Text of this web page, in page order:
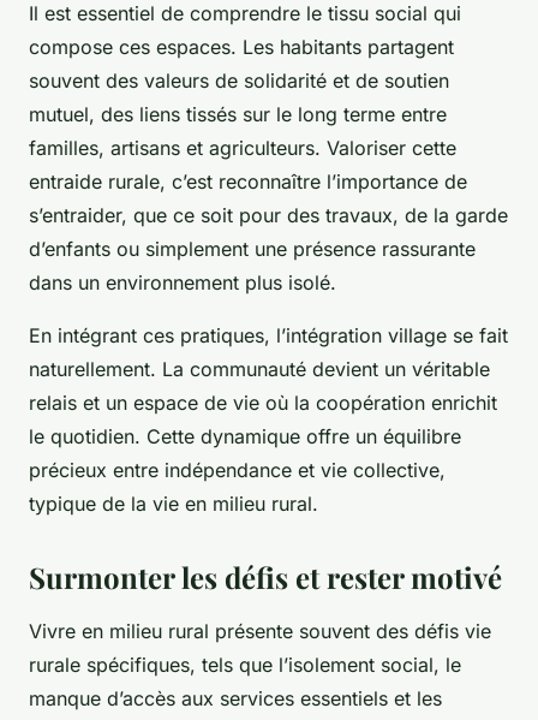
Il est essentiel de comprendre le tissu social qui
compose ces espaces. Les habitants partagent
souvent des valeurs de solidarité et de soutien
mutuel, des liens tissés sur le long terme entre
familles, artisans et agriculteurs. Valoriser cette
entraide rurale, c’est reconnaître l’importance de
s’entraider, que ce soit pour des travaux, de la garde
d’enfants ou simplement une présence rassurante
dans un environnement plus isolé.
En intégrant ces pratiques, l’intégration village se fait
naturellement. La communauté devient un véritable
relais et un espace de vie où la coopération enrichit
le quotidien. Cette dynamique offre un équilibre
précieux entre indépendance et vie collective,
typique de la vie en milieu rural.
Surmonter les défis et rester motivé
Vivre en milieu rural présente souvent des défis vie
rurale spécifiques, tels que l’isolement social, le
manque d’accès aux services essentiels et les